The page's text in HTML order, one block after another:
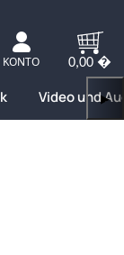
KONTO 0,00 �
Video und▶